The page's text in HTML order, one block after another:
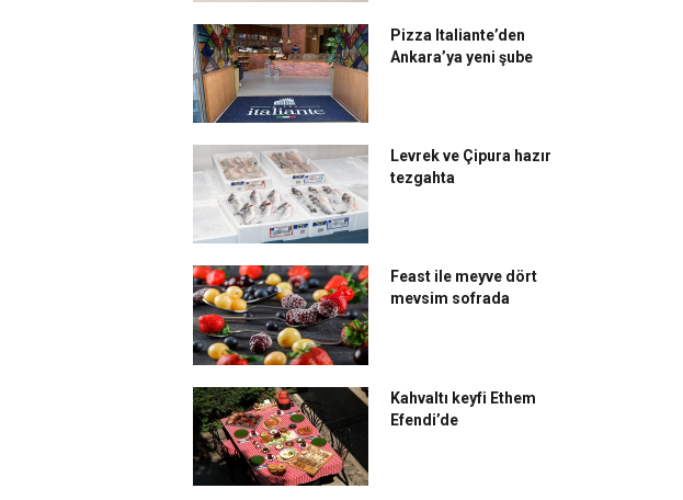
Pizza Italiante’den
Ankara’ya yeni şube
Levrek ve Çipura hazır
tezgahta
Feast ile meyve dört
mevsim sofrada
Kahvaltı keyfi Ethem
Efendi’de